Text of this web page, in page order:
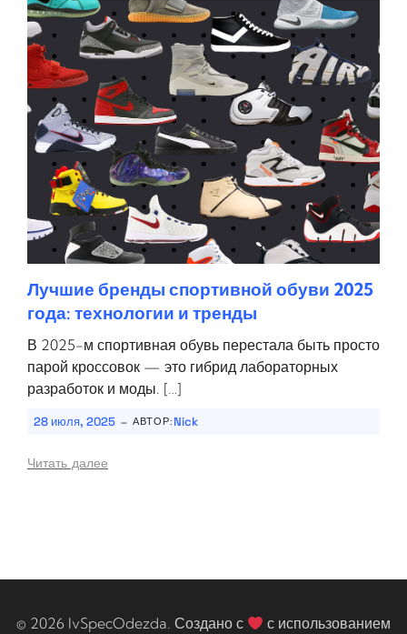
Лучшие бренды спортивной обуви 2025
года: технологии и тренды
В 2025-м спортивная обувь перестала быть просто
парой кроссовок — это гибрид лабораторных
разработок и моды. […]
28 июля, 2025 - АВТОР: Nick
Читать далее
© 2026 IvSpecOdezda. Создано с с использованием